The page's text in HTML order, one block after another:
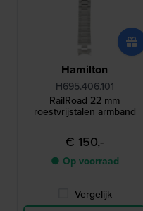
Hamilton
H695.406.101
RailRoad 22 mm
roestvrijstalen armband
€ 150,-
● Op voorraad
Vergelijk